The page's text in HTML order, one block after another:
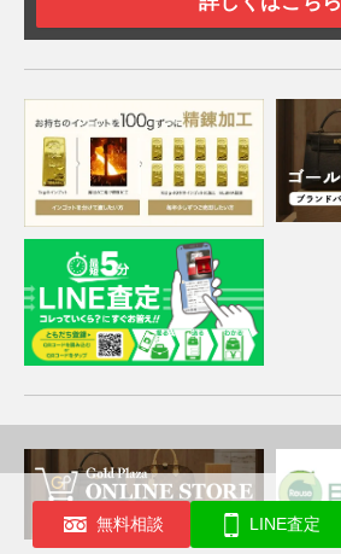
無料相談 LINE査定